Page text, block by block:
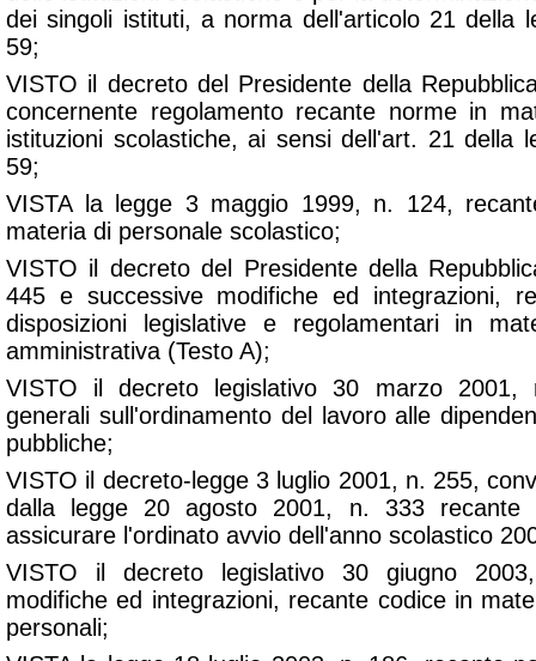
dei singoli istituti, a norma dell'articolo 21 della
59;
VISTO il decreto del Presidente della
concernente regolamento recante norme in
istituzioni scolastiche, ai sensi dell'art. 21 della
59;
VISTA la legge 3 maggio 1999, n. 124,
materia di personale scolastico;
VISTO il decreto del Presidente della
445 e successive modifiche ed integrazioni,
disposizioni legislative e regolamentari in
amministrativa (Testo A);
VISTO il decreto legislativo 30 marzo 2001,
generali sull'ordinamento del lavoro alle
pubbliche;
VISTO il decreto-legge 3 luglio 2001, n. 255,
dalla legge 20 agosto 2001, n. 333 recante
assicurare l'ordinato avvio dell'anno scolastico
VISTO il decreto legislativo 30 giugno
modifiche ed integrazioni, recante codice in
personali;